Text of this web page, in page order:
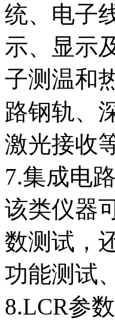
统、电子
示、显示
子测温和
路钢轨、
激光接收
7.集成电
该类仪器
数测试，
功能测试
8.LCR参